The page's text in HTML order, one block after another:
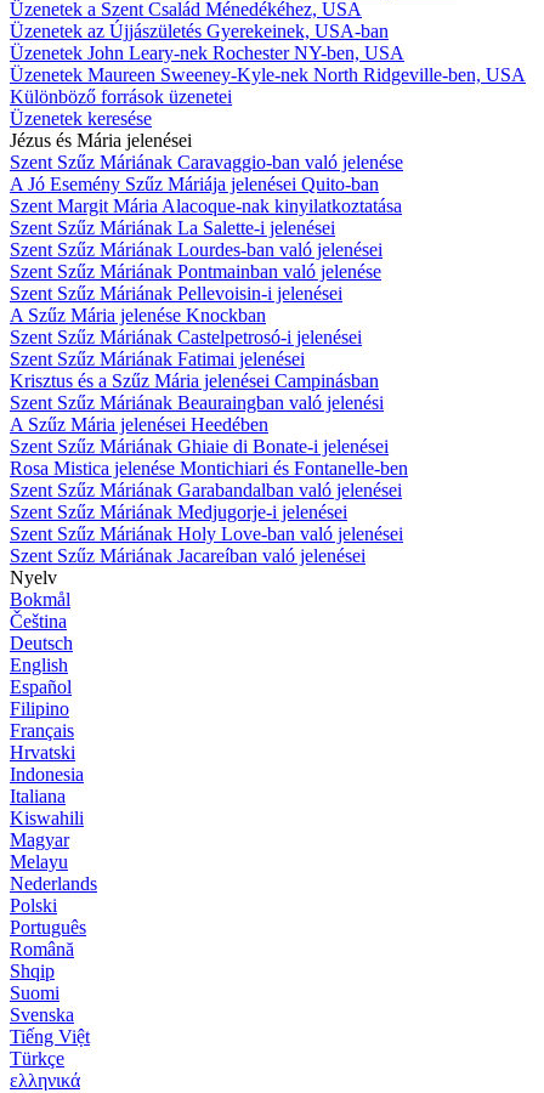
Üzenetek a Szent Család Ménedékéhez, USA
Üzenetek az Újjászületés Gyerekeinek, USA-ban
Üzenetek John Leary-nek Rochester NY-ben, USA
Üzenetek Maureen Sweeney-Kyle-nek North Ridgeville-ben, USA
Különböző források üzenetei
Üzenetek keresése
Jézus és Mária jelenései
Szent Szűz Máriának Caravaggio-ban való jelenése
A Jó Esemény Szűz Máriája jelenései Quito-ban
Szent Margit Mária Alacoque-nak kinyilatkoztatása
Szent Szűz Máriának La Salette-i jelenései
Szent Szűz Máriának Lourdes-ban való jelenései
Szent Szűz Máriának Pontmainban való jelenése
Szent Szűz Máriának Pellevoisin-i jelenései
A Szűz Mária jelenése Knockban
Szent Szűz Máriának Castelpetrosó-i jelenései
Szent Szűz Máriának Fatimai jelenései
Krisztus és a Szűz Mária jelenései Campinásban
Szent Szűz Máriának Beauraingban való jelenési
A Szűz Mária jelenései Heedében
Szent Szűz Máriának Ghiaie di Bonate-i jelenései
Rosa Mistica jelenése Montichiari és Fontanelle-ben
Szent Szűz Máriának Garabandalban való jelenései
Szent Szűz Máriának Medjugorje-i jelenései
Szent Szűz Máriának Holy Love-ban való jelenései
Szent Szűz Máriának Jacareíban való jelenései
Nyelv
Bokmål
Čeština
Deutsch
English
Español
Filipino
Français
Hrvatski
Indonesia
Italiana
Kiswahili
Magyar
Melayu
Nederlands
Polski
Português
Română
Shqip
Suomi
Svenska
Tiếng Việt
Türkçe
ελληνικά